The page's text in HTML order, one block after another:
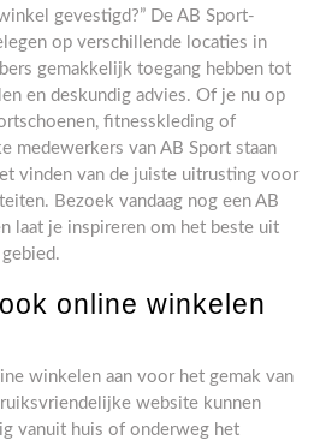
gevestigd?” De AB Sport-
op verschillende locaties in
gemakkelijk toegang hebben tot
en deskundig advies. Of je nu op
fitnesskleding of
medewerkers van AB Sport staan
vinden van de juiste uitrusting voor
Bezoek vandaag nog een AB
laat je inspireren om het beste uit
online winkelen
winkelen aan voor het gemak van
website kunnen
vanuit huis of onderweg het